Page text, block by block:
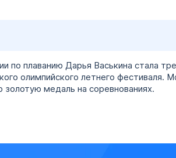
по плаванию Дарья Васькина стала
олимпийского летнего фестиваля.
медаль на соревнованиях.